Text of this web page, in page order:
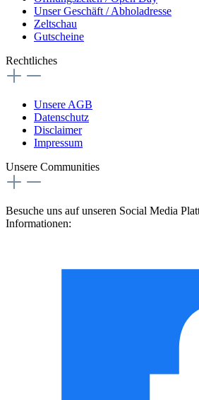
Unser Geschäft / Abholadresse
Zeltschau
Gutscheine
Rechtliches
Unsere AGB
Datenschutz
Disclaimer
Impressum
Unsere Communities
Besuche uns auf unseren Social Media
Informationen: